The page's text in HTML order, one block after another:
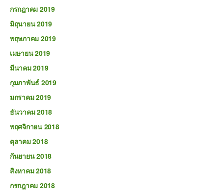
กรกฎาคม 2019
มิถุนายน 2019
พฤษภาคม 2019
เมษายน 2019
มีนาคม 2019
กุมภาพันธ์ 2019
มกราคม 2019
ธันวาคม 2018
พฤศจิกายน 2018
ตุลาคม 2018
กันยายน 2018
สิงหาคม 2018
กรกฎาคม 2018